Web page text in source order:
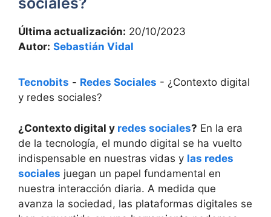
Última actualización: 20/10/2023
Autor: Sebastián Vidal
Tecnobits - Redes Sociales - ¿Contexto digital
y redes sociales?
¿Contexto digital y redes sociales? En la era
de la tecnología, el mundo digital se ha vuelto
indispensable en nuestras vidas y las redes
sociales juegan un papel fundamental en
nuestra interacción diaria. A medida que
avanza la sociedad, las plataformas digitales se